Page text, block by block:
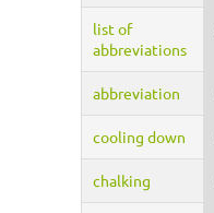
list of
abbreviations
abbreviation
cooling down
chalking